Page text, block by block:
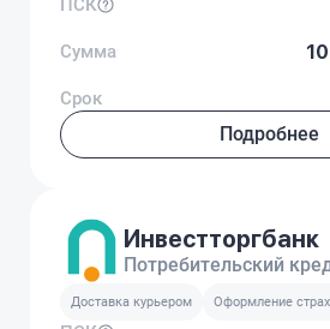
ПСК
Сумма
Срок
Подробнее
Инвестторгбанк
Потребительский
Доставка курьером Оформление